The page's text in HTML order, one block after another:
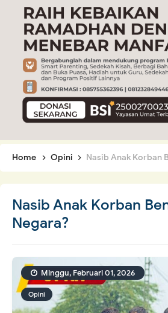
Home Opini Nasib Anak Korban
Nasib Anak Korban
Negara?
Opini
Minggu, Februari 01, 2026